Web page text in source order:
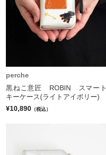
perche
黒ねこ意匠 ROBIN スマート
キーケース(ライトアイボリー)
¥10,890 （税込）